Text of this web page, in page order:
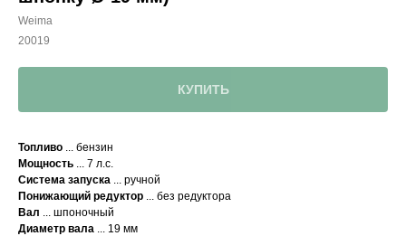
Weima
20019
КУПИТЬ
Топливо ... бензин
Мощность ... 7 л.с.
Система запуска ... ручной
Понижающий редуктор ... без редуктора
Вал ... шпоночный
Диаметр вала ... 19 мм